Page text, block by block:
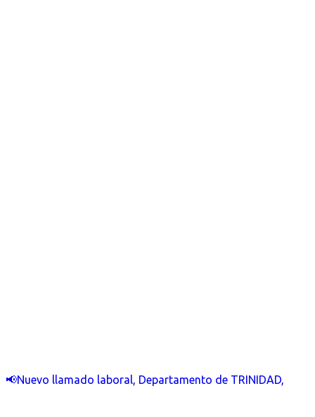
📢Nuevo llamado laboral, Departamento de TRINIDAD,